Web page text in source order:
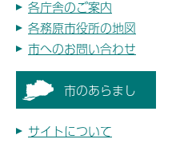
各庁舎のご案内
各務原市役所の地図
市へのお問い合わせ
市のあらまし
サイトについて